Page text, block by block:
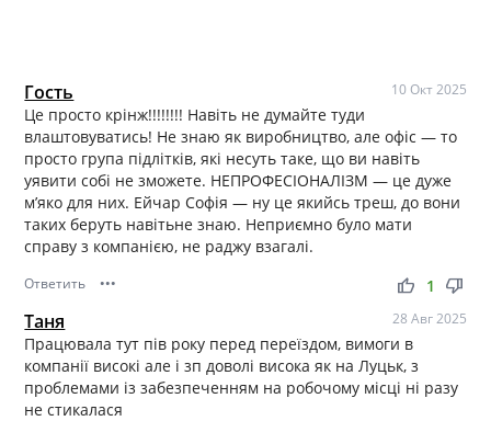
Гость 10 Окт 2025
Це просто крінж!!!!!!!! Навіть не думайте туди
влаштовуватись! Не знаю як виробництво, але офіс — то
просто група підлітків, які несуть таке, що ви навіть
уявити собі не зможете. НЕПРОФЕСІОНАЛІЗМ — це дуже
м’яко для них. Ейчар Софія — ну це якийсь треш, до вони
таких беруть навітьне знаю. Неприємно було мати
справу з компанією, не раджу взагалі.
Ответить ••• thumb_up thumb_down
1
Таня 28 Авг 2025
Працювала тут пів року перед переїздом, вимоги в
компанії високі але і зп доволі висока як на Луцьк, з
проблемами із забезпеченням на робочому місці ні разу
не стикалася